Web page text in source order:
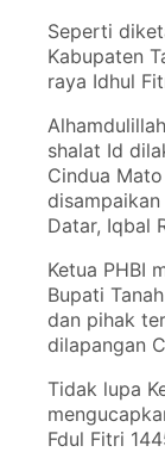
Seperti
Kabupaten
raya Idhul
shalat Id
Cindua
disampaikan
Datar, Iqbal
Ketua PHBI
Bupati
dan pihak
dilapangan
Tidak lupa
Fdul Fitri